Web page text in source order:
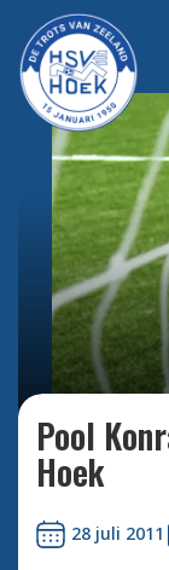
Pool
Hoek
28 juli 2011